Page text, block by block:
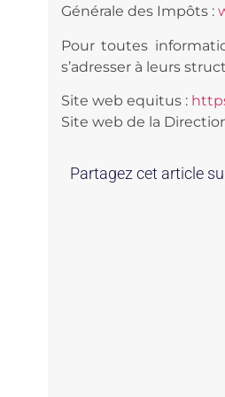
Générale des Impôts :
Pour toutes
s’adresser à leurs
Site web equitus :
Site web de la
Partagez cet article